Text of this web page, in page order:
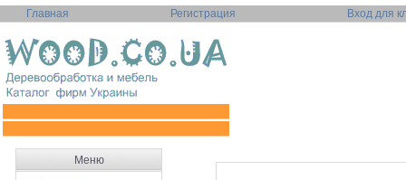
Главная Регистрация Вход для
Меню